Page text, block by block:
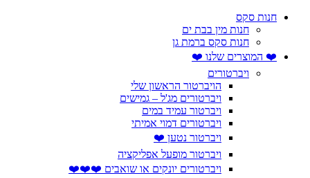
חנות סקס
חנות מין בבת ים
חנות סקס ברמת גן
❤️ המוצרים שלנו ❤️
ויברטורים
הויברטור הראשון שלי
ויברטורים מג'ל – גמישים
ויברטור עמיד במים
ויברטורים דמוי אמיתי
ויברטור נטען ❤️
ויברטור מופעל אפליקציה
ויברטורים יונקים או שואבים ❤️❤️❤️